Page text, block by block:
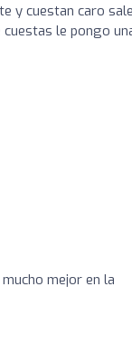
y cuestan caro sale
le pongo
mejor en la